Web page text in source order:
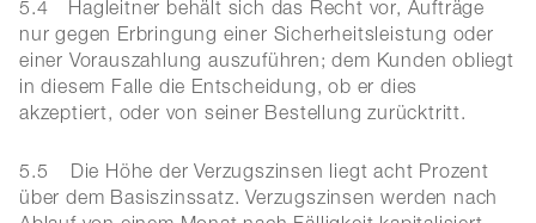
5.4
Hagleitner behält sich das Recht vor, Aufträge
nur gegen Erbringung einer Sicherheitsleistung oder
einer Vorauszahlung auszuführen; dem Kunden obliegt
in diesem Falle die Entscheidung, ob er dies
akzeptiert, oder von seiner Bestellung zurücktritt.
5.5
Die Höhe der Verzugszinsen liegt acht Prozent
über dem Basiszinssatz. Verzugszinsen werden nach